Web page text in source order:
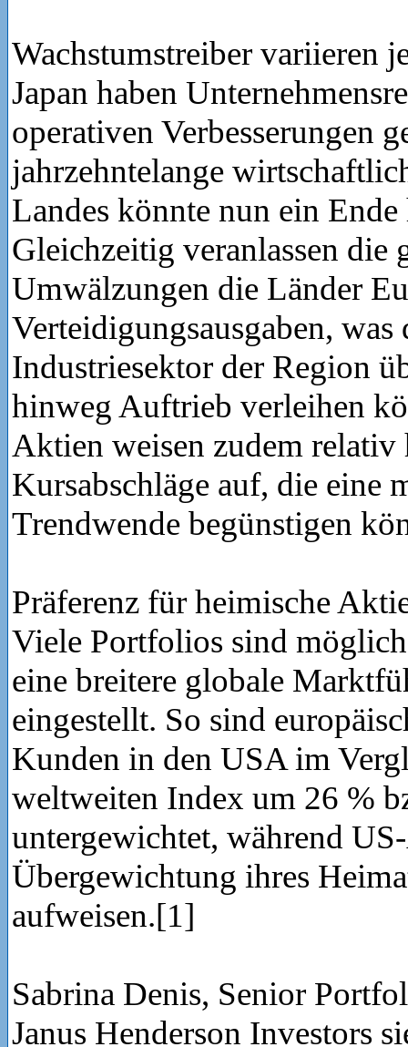
Wachstumstreiber variieren
Japan haben
operativen Verbesserungen
jahrzehntelange
Landes könnte nun ein Ende
Gleichzeitig veranlassen die
Umwälzungen die Länder
Verteidigungsausgaben, was
Industriesektor der Region
hinweg Auftrieb verleihen
Aktien weisen zudem relativ
Kursabschläge auf, die eine
Trendwende begünstigen
Präferenz für heimische
Viele Portfolios sind
eine breitere globale
eingestellt. So sind
Kunden in den USA im
weltweiten Index um 26 %
untergewichtet, während
Übergewichtung ihres
aufweisen.[1]
Sabrina Denis, Senior
Janus Henderson Investors